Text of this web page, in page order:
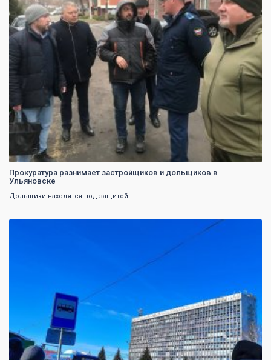
Прокуратура разнимает застройщиков и дольщиков в
Ульяновске
Дольщики находятся под защитой